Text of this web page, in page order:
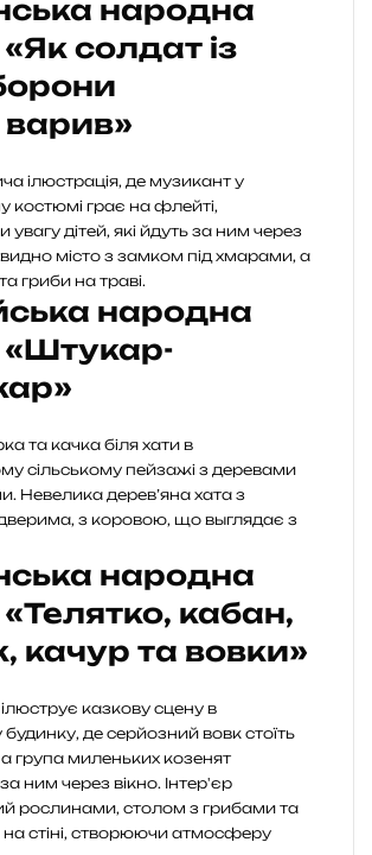
народна
солдат із
народна
«Штукар-
народна
кабан,
качур та вовки»